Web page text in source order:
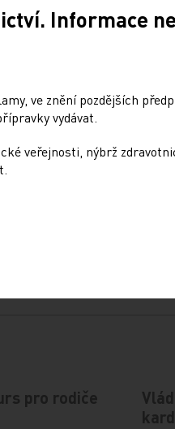
pro rodiče
Informace
ve znění pozdějších
vydávat.
veřejnosti, nýbrž